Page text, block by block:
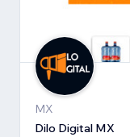
MX
Dilo Digital MX